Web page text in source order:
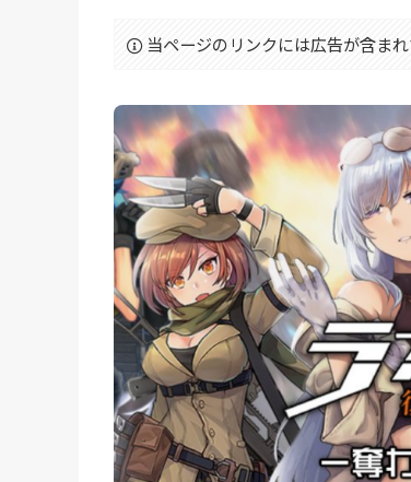
当ページのリンクには広告が含まれ